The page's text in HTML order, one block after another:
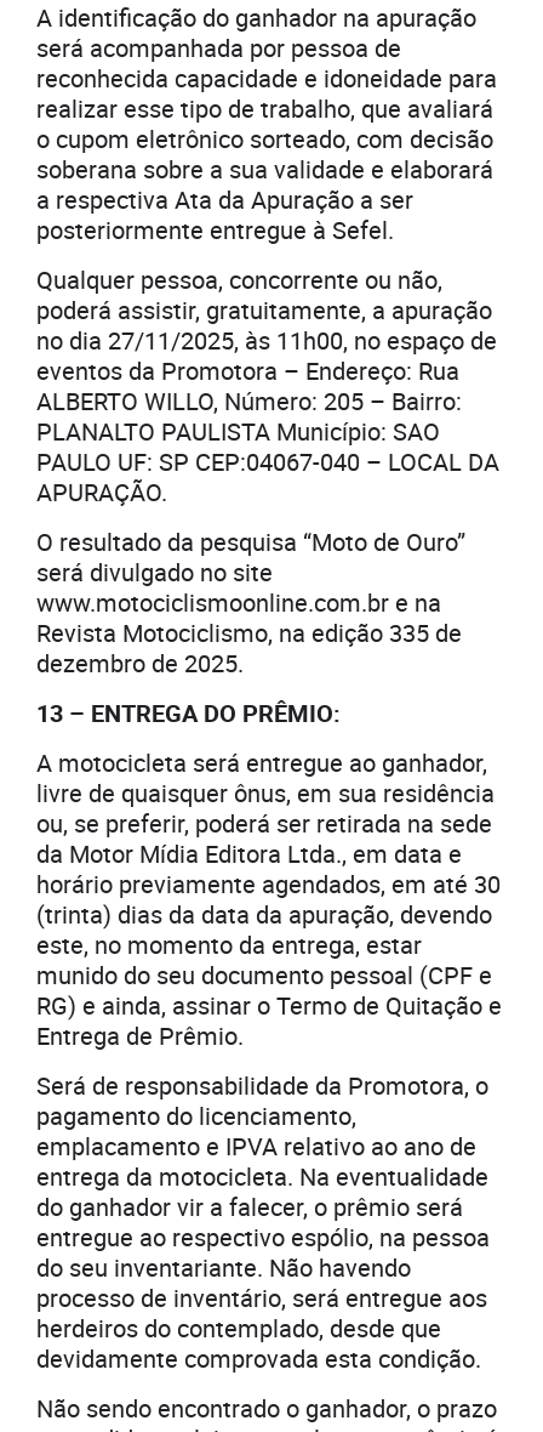
A identificação do ganhador na apuração
será acompanhada por pessoa de
reconhecida capacidade e idoneidade para
realizar esse tipo de trabalho, que avaliará
o cupom eletrônico sorteado, com decisão
soberana sobre a sua validade e elaborará
a respectiva Ata da Apuração a ser
posteriormente entregue à Sefel.
Qualquer pessoa, concorrente ou não,
poderá assistir, gratuitamente, a apuração
no dia 27/11/2025, às 11h00, no espaço de
eventos da Promotora – Endereço: Rua
ALBERTO WILLO, Número: 205 – Bairro:
PLANALTO PAULISTA Município: SAO
PAULO UF: SP CEP:04067-040 – LOCAL DA
APURAÇÃO.
O resultado da pesquisa “Moto de Ouro”
será divulgado no site
www.motociclismoonline.com.br e na
Revista Motociclismo, na edição 335 de
dezembro de 2025.
13 – ENTREGA DO PRÊMIO:
A motocicleta será entregue ao ganhador,
livre de quaisquer ônus, em sua residência
ou, se preferir, poderá ser retirada na sede
da Motor Mídia Editora Ltda., em data e
horário previamente agendados, em até 30
(trinta) dias da data da apuração, devendo
este, no momento da entrega, estar
munido do seu documento pessoal (CPF e
RG) e ainda, assinar o Termo de Quitação e
Entrega de Prêmio.
Será de responsabilidade da Promotora, o
pagamento do licenciamento,
emplacamento e IPVA relativo ao ano de
entrega da motocicleta. Na eventualidade
do ganhador vir a falecer, o prêmio será
entregue ao respectivo espólio, na pessoa
do seu inventariante. Não havendo
processo de inventário, será entregue aos
herdeiros do contemplado, desde que
devidamente comprovada esta condição.
Não sendo encontrado o ganhador, o prazo